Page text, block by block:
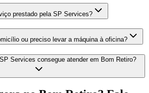
prestado pela SP Services?
ou preciso levar a máquina à oficina?
Services consegue atender em Bom Retiro?